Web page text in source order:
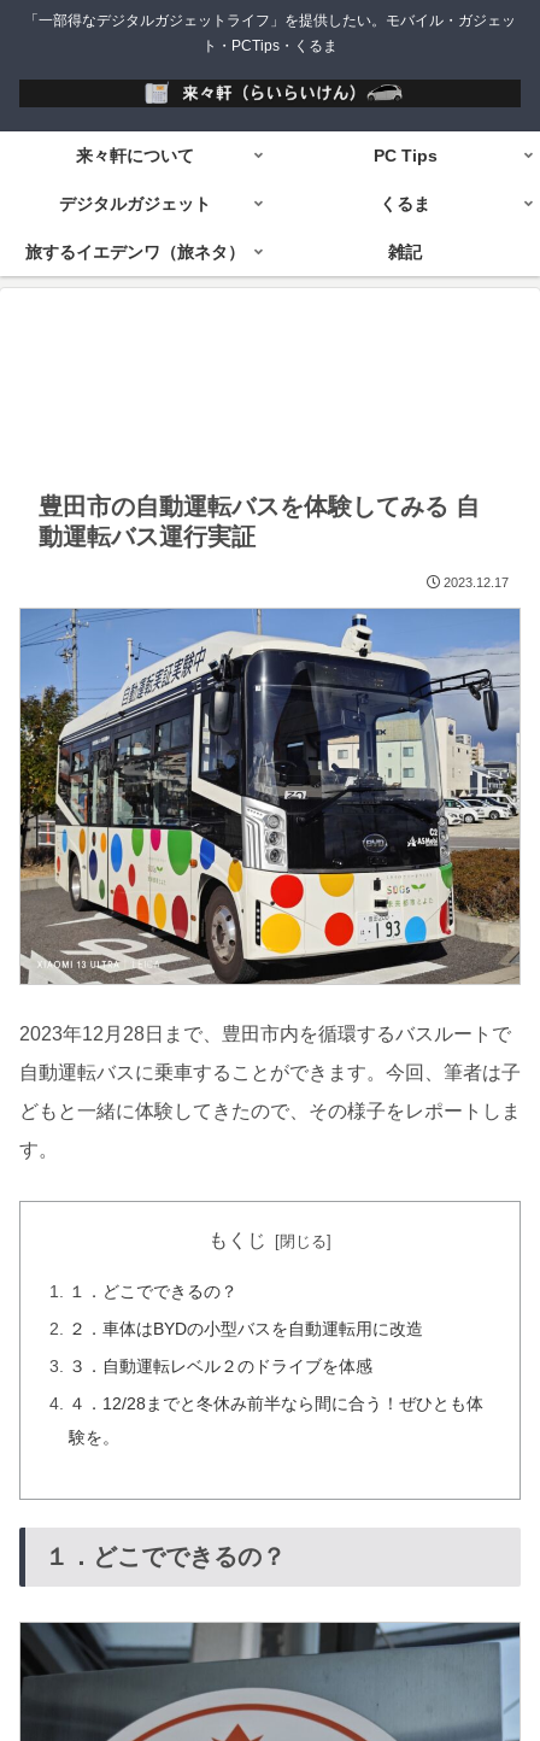
「一部得なデジタルガジェットライフ」を提供したい。モバイル・ガジェッ
ト・PCTips・くるま
来々軒について PC Tips
デジタルガジェット くるま
旅するイエデンワ（旅ネタ） 雑記
豊田市の自動運転バスを体験してみる 自
動運転バス運行実証
2023.12.17
2023年12月28日まで、豊田市内を循環するバスルートで
自動運転バスに乗車することができます。今回、筆者は子
どもと一緒に体験してきたので、その様子をレポートしま
す。
もくじ
１．どこでできるの？
２．車体はBYDの小型バスを自動運転用に改造
３．自動運転レベル２のドライブを体感
４．12/28までと冬休み前半なら間に合う！ぜひとも体
験を。
１．どこでできるの？